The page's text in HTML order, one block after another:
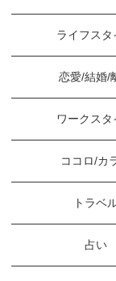
ライフスタ
恋愛/結婚/
ワークスタ
ココロ/カ
トラベ
占い